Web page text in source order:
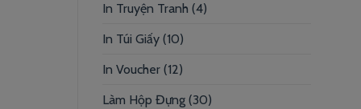
In Truyện Tranh (4)
In Túi Giấy (10)
In Voucher (12)
Làm Hộp Đựng (30)